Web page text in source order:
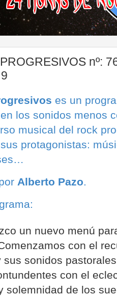
nº:
es un
los sonidos menos
musical del rock
protagonistas:
Alberto Pazo.
un nuevo menú
con el
sus sonidos
con el
solemnidad de los